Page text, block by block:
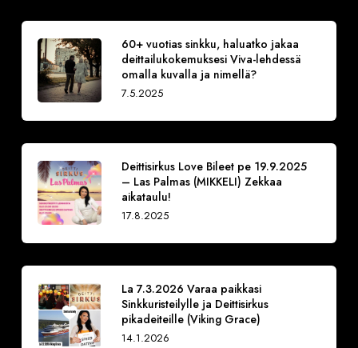
60+ vuotias sinkku, haluatko jakaa
deittailukokemuksesi Viva-lehdessä
omalla kuvalla ja nimellä?
7.5.2025
Deittisirkus Love Bileet pe 19.9.2025
– Las Palmas (MIKKELI) Zekkaa
aikataulu!
17.8.2025
La 7.3.2026 Varaa paikkasi
Sinkkuristeilylle ja Deittisirkus
pikadeiteille (Viking Grace)
14.1.2026